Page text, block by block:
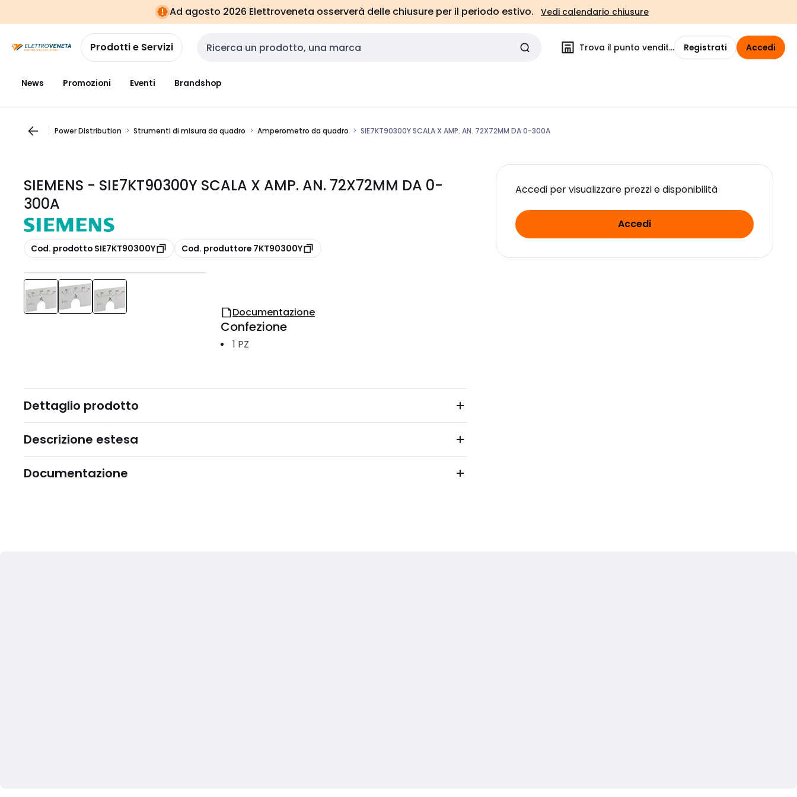
navigazionealla
pagina
Ad agosto 2026 Elettroveneta osserverà delle chiusure per il periodo estivo. Vedi calendario chiusure
Prodotti e Servizi Cerca input Trova il punto vendita Registrati Accedi
News Promozioni Eventi Brandshop
Power Distribution Strumenti di misura da quadro Amperometro da quadro SIE7KT90300Y SCALA X AMP. AN. 72X72MM DA 0-300A
SIEMENS - SIE7KT90300Y SCALA X AMP. AN. 72X72MM DA 0-
300A
copia
Cod. prodotto SIE7KT90300Y copia
Cod. produttore 7KT90300Y
Accedi per visualizzare prezzi e disponibilità
Accedi
Documentazione
Confezione
1 PZ
Dettaglio prodotto
Descrizione estesa
Documentazione